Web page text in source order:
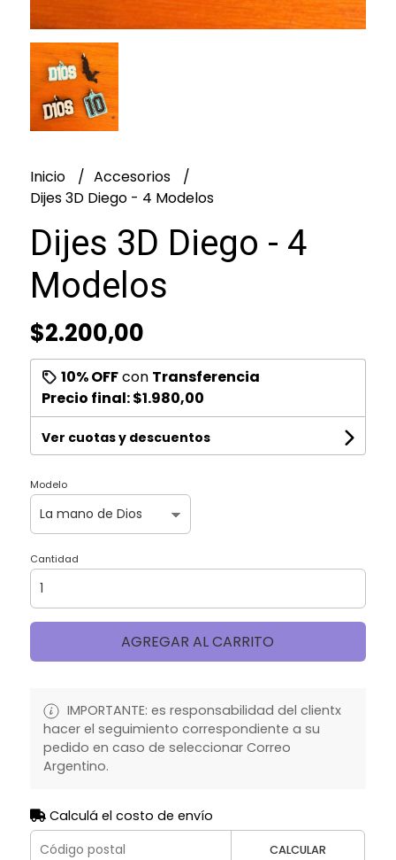
Inicio
Accesorios
Dijes 3D Diego - 4 Modelos
Dijes 3D Diego - 4
Modelos
$2.200,00
10% OFFcon Transferencia
Precio final:$1.980,00
Ver cuotas y descuentos
Modelo
Cantidad
AGREGAR AL CARRITO
IMPORTANTE: es responsabilidad del clientx
hacer el seguimiento correspondiente a su
pedido en caso de seleccionar Correo
Argentino.
Calculá el costo de envío
CALCULAR